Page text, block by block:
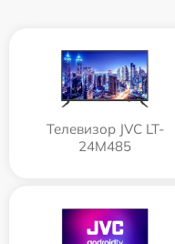
Телевизор JVC LT-
24M485